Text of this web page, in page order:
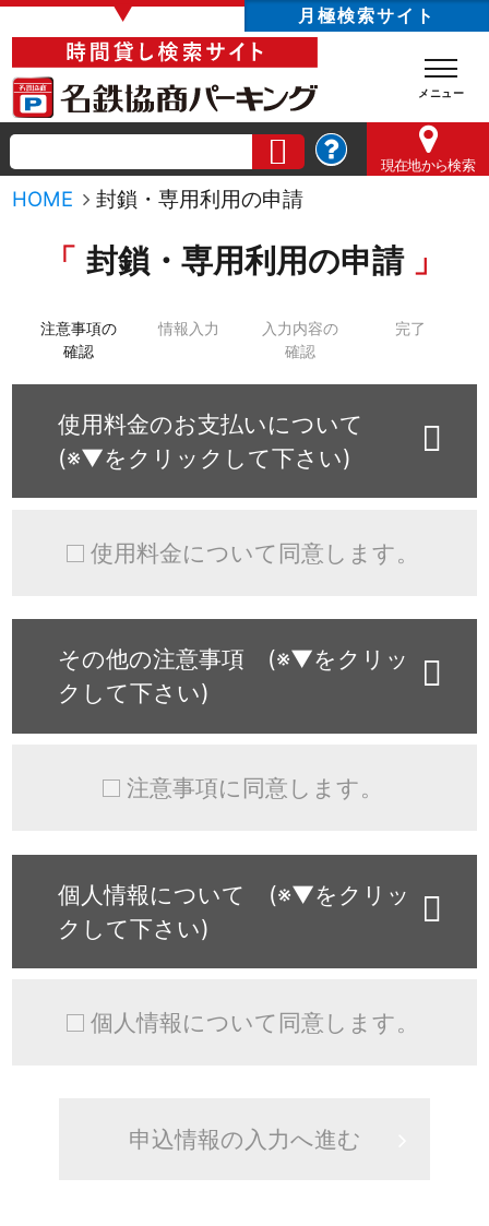
▼ 月極検索サイト
現在地から検索
HOME 封鎖・専用利用の申請
封鎖・専用利用の申請
注意事項の
確認
情報入力
入力内容の
確認
完了
使用料金のお支払いについて
(※▼をクリックして下さい)
使用料金について同意します。
その他の注意事項 (※▼をクリッ
クして下さい)
注意事項に同意します。
個人情報について (※▼をクリッ
クして下さい)
個人情報について同意します。